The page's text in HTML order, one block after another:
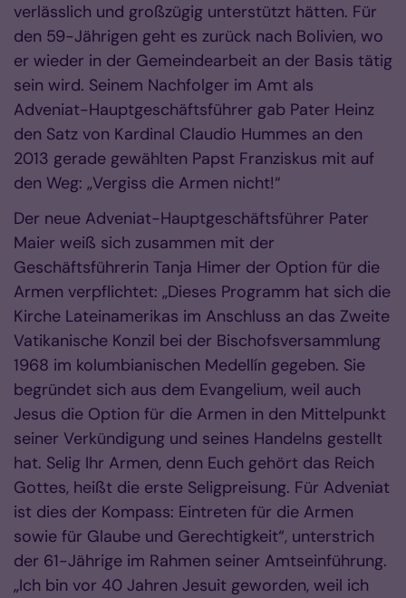
verlässlich und großzügig unterstützt hätten. Für
den 59-Jährigen geht es zurück nach Bolivien, wo
er wieder in der Gemeindearbeit an der Basis tätig
sein wird. Seinem Nachfolger im Amt als
Adveniat-Hauptgeschäftsführer gab Pater Heinz
den Satz von Kardinal Claudio Hummes an den
2013 gerade gewählten Papst Franziskus mit auf
den Weg: „Vergiss die Armen nicht!“
Der neue Adveniat-Hauptgeschäftsführer Pater
Maier weiß sich zusammen mit der
Geschäftsführerin Tanja Himer der Option für die
Armen verpflichtet: „Dieses Programm hat sich die
Kirche Lateinamerikas im Anschluss an das Zweite
Vatikanische Konzil bei der Bischofsversammlung
1968 im kolumbianischen Medellín gegeben. Sie
begründet sich aus dem Evangelium, weil auch
Jesus die Option für die Armen in den Mittelpunkt
seiner Verkündigung und seines Handelns gestellt
hat. Selig Ihr Armen, denn Euch gehört das Reich
Gottes, heißt die erste Seligpreisung. Für Adveniat
ist dies der Kompass: Eintreten für die Armen
sowie für Glaube und Gerechtigkeit“, unterstrich
der 61-Jährige im Rahmen seiner Amtseinführung.
„Ich bin vor 40 Jahren Jesuit geworden, weil ich